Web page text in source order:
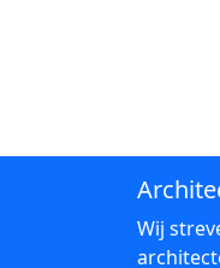
Wij